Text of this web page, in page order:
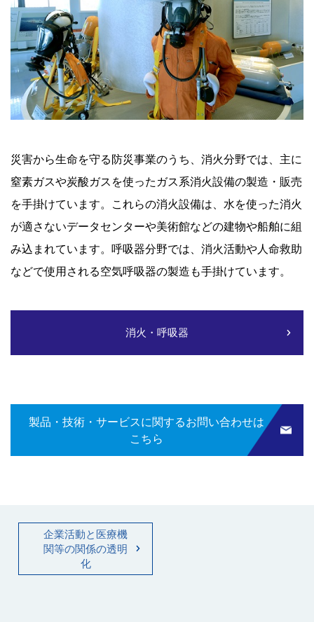
災害から生命を守る防災事業のうち、消火分野では、主に
窒素ガスや炭酸ガスを使ったガス系消火設備の製造・販売
を手掛けています。これらの消火設備は、水を使った消火
が適さないデータセンターや美術館などの建物や船舶に組
み込まれています。呼吸器分野では、消火活動や人命救助
などで使用される空気呼吸器の製造も手掛けています。
消火・呼吸器
製品・技術・サービスに関するお問い合わせは
こちら
企業活動と医療機
関等の関係の透明
化